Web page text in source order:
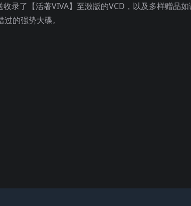
录了【活著VIVA】至激版的VCD，以及多样赠品如
的强势大碟。